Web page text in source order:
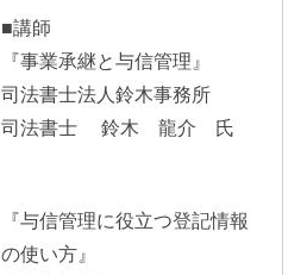
■講師
『事業承継と与信管理』
司法書士法人鈴木事務所
司法書士 鈴木 龍介 氏
『与信管理に役立つ登記情報
の使い方』